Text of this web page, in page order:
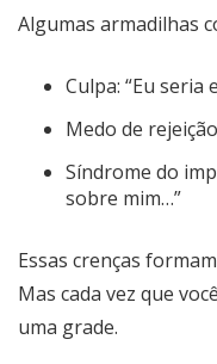
Algumas armadilhas
Culpa: “Eu seria
Medo de
Síndrome do
sobre mim…”
Essas crenças
Mas cada vez que
uma grade.